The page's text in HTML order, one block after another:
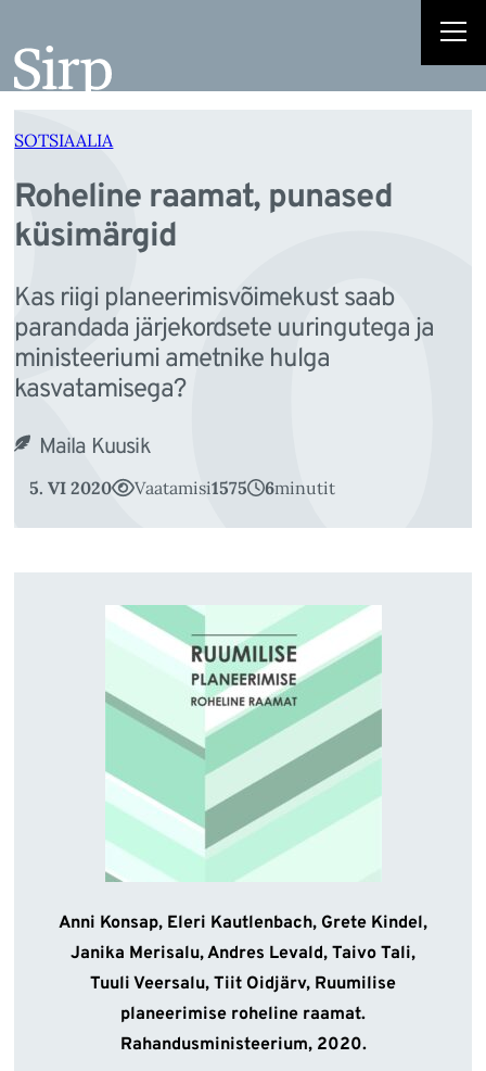
juurde
SOTSIAALIA
Roheline raamat, punased
küsimärgid
Kas riigi planeerimisvõimekust saab
parandada järjekordsete uuringutega ja
ministeeriumi ametnike hulga
kasvatamisega?
Maila Kuusik
5. VI 2020 Vaatamisi1575 6minutit
Anni Konsap, Eleri Kautlenbach, Grete Kindel,
Janika Merisalu, Andres Levald, Taivo Tali,
Tuuli Veersalu, Tiit Oidjärv, Ruumilise
planeerimise roheline raamat.
Rahandusministeerium, 2020.